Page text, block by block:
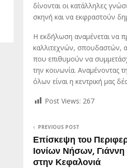
δίνονται οι κατάλληλες
σκηνή και να εκφραστούν
Η εκδήλωση αναμένεται να
καλλιτεχνών, σπουδαστών,
που επιθυμούν να
την κοινωνία. Αναμένοντας
όλων είναι η κεντρική μας
Post Views: 267
PREVIOUS POST
Επίσκεψη του
Ιονίων Νήσων,
στην Κεφαλονιά